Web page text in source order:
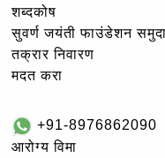
शब्दकोष
सुवर्ण जयंती फाउंडेशन
तक्रार निवारण
मदत करा
+91-8976862090
आरोग्य विमा